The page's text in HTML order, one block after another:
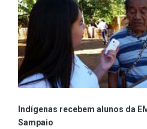
Indígenas recebem alunos da
Sampaio